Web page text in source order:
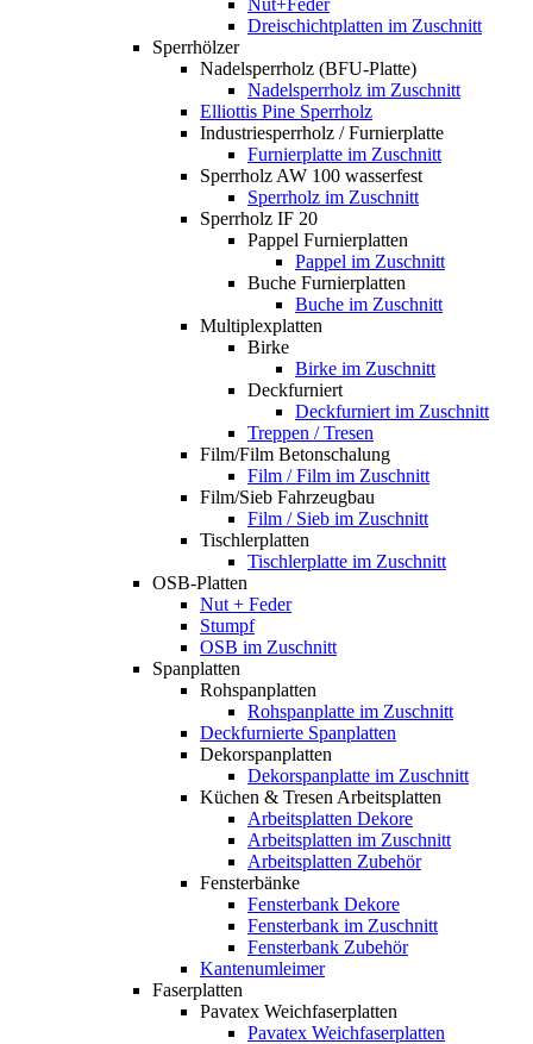
Dreischichtplatten im Zuschnitt
Sperrhölzer
Nadelsperrholz (BFU-Platte)
Nadelsperrholz im Zuschnitt
Elliottis Pine Sperrholz
Industriesperrholz / Furnierplatte
Furnierplatte im Zuschnitt
Sperrholz AW 100 wasserfest
Sperrholz im Zuschnitt
Sperrholz IF 20
Pappel Furnierplatten
Pappel im Zuschnitt
Buche Furnierplatten
Buche im Zuschnitt
Multiplexplatten
Birke
Birke im Zuschnitt
Deckfurniert
Deckfurniert im Zuschnitt
Treppen / Tresen
Film/Film Betonschalung
Film / Film im Zuschnitt
Film/Sieb Fahrzeugbau
Film / Sieb im Zuschnitt
Tischlerplatten
Tischlerplatte im Zuschnitt
OSB-Platten
Nut + Feder
Stumpf
OSB im Zuschnitt
Spanplatten
Rohspanplatten
Rohspanplatte im Zuschnitt
Deckfurnierte Spanplatten
Dekorspanplatten
Dekorspanplatte im Zuschnitt
Küchen & Tresen Arbeitsplatten
Arbeitsplatten Dekore
Arbeitsplatten im Zuschnitt
Arbeitsplatten Zubehör
Fensterbänke
Fensterbank Dekore
Fensterbank im Zuschnitt
Fensterbank Zubehör
Kantenumleimer
Faserplatten
Pavatex Weichfaserplatten
Pavatex Weichfaserplatten